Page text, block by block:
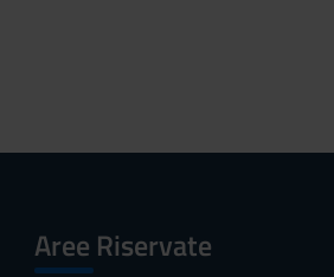
Aree Riservate